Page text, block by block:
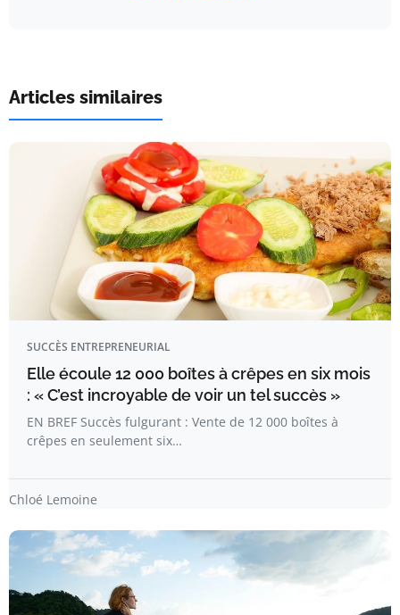
Articles similaires
SUCCÈS ENTREPRENEURIAL
Elle écoule 12 000 boîtes à crêpes en six mois
: « C’est incroyable de voir un tel succès »
EN BREF Succès fulgurant : Vente de 12 000 boîtes à
crêpes en seulement six…
Chloé Lemoine